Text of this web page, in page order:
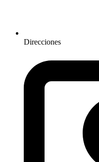
Direcciones